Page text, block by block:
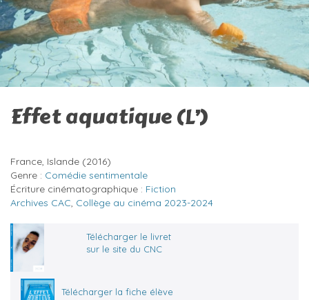
Effet aquatique (L’)
France, Islande (2016)
Genre : Comédie sentimentale
Écriture cinématographique : Fiction
Archives CAC, Collège au cinéma 2023-2024
Télécharger le livret
sur le site du CNC
Télécharger la fiche élève